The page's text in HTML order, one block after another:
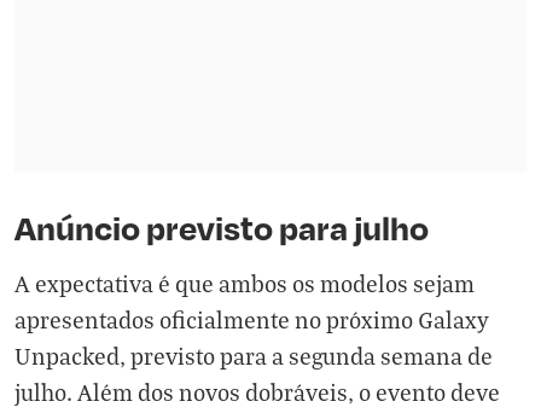
Anúncio previsto para julho
A expectativa é que ambos os modelos sejam
apresentados oficialmente no próximo Galaxy
Unpacked, previsto para a segunda semana de
julho. Além dos novos dobráveis, o evento deve